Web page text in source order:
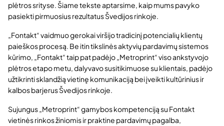
plėtros srityse. Šiame tekste aptarsime, kaip mums pavyko
pasiekti pirmuosius rezultatus Švedijos rinkoje.
„Fontakt“ vaidmuo gerokai viršijo tradicinį potencialių klientų
paieškos procesą. Be itin tikslinės aktyvių pardavimų sistemos
kūrimo, „Fontakt“ taip pat padėjo „Metroprint“ viso ankstyvojo
plėtros etapo metu, dalyvavo susitikimuose su klientais, padėjo
užtikrinti sklandžią vietinę komunikaciją bei įveikti kultūrinius ir
kalbos barjerus Švedijos rinkoje.
Sujungus „Metroprint“ gamybos kompetenciją su Fontakt
vietinės rinkos žiniomis ir praktine pardavimų pagalba,